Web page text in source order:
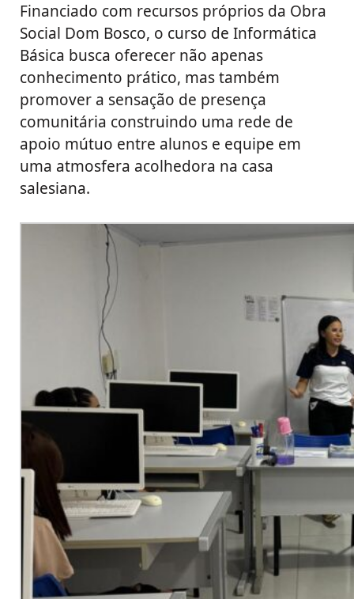
Financiado com recursos próprios da Obra
Social Dom Bosco, o curso de Informática
Básica busca oferecer não apenas
conhecimento prático, mas também
promover a sensação de presença
comunitária construindo uma rede de
apoio mútuo entre alunos e equipe em
uma atmosfera acolhedora na casa
salesiana.